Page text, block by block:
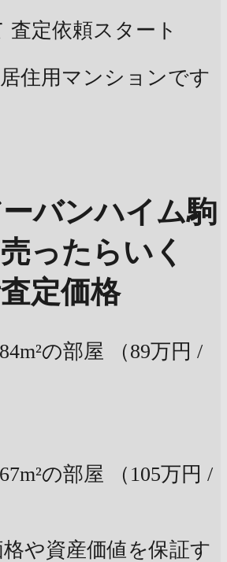
査定依頼スタート
住用マンションです
バンハイム駒
ったらいく
定価格
の部屋
（89万円 /
の部屋
（105万円 /
や資産価値を保証す